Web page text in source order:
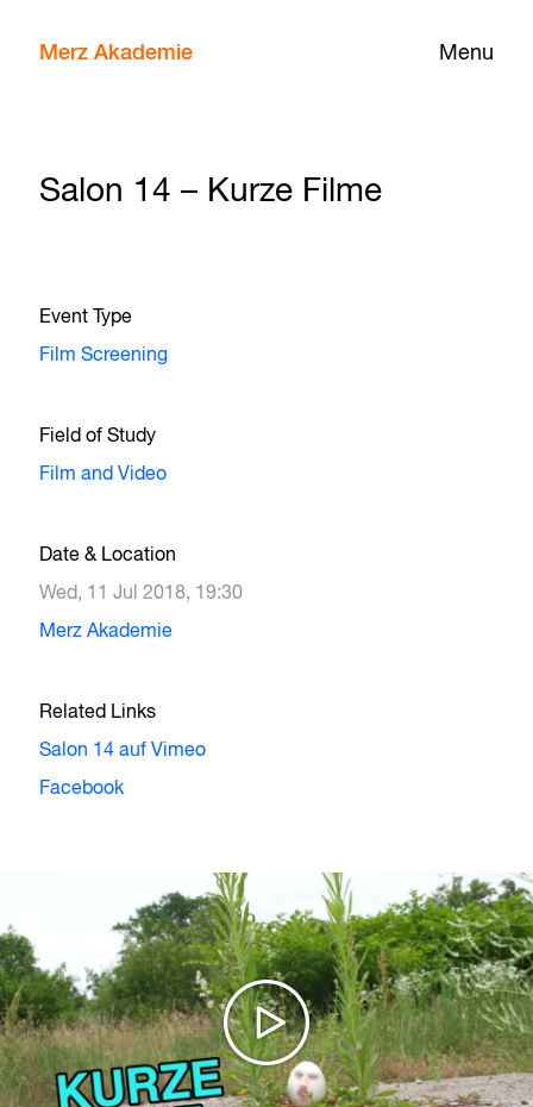
Menu
Merz Akademie
Salon 14 – Kurze Filme
Event Type
Film Screening
Field of Study
Film and Video
Date & Location
Wed, 11 Jul 2018, 19:30
Merz Akademie
Related Links
Salon 14 auf Vimeo
Facebook